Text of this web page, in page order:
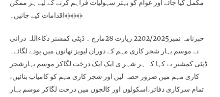
مکمل کیا جائے اور عوام کو بہتر سہولیات فراہم کرنے کے لیے ہر ممکن
اقدامات کیے جائیں۔﴾﴿﴾﴿﴾﴿
خبرنامہ نمبر2202/2025 زیارت 28مارچ ۔ ڈپٹی کمشنر ذکاءاللہ درانی
نے موسم بہار شجر کاری مہم کے دوران لیویز تھانوں میں پودے لگائے۔
ڈپٹی کمشنر نے کہا کہ ہر شہر ی ایک ایک درخت لگاکر موسم بہارشجر
کاری مہم میں ضرور حصہ لیں اور شجر کاری مہم کو کامیاب بنائیں،
تمام سرکاری دفاتر،اسکولوں اور کالجوں میں درخت لگاکر موسم بہار